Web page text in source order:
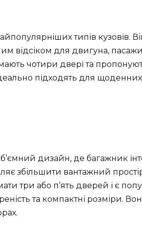
типів кузовів.
відсіком для двигуна,
чотири двері та
підходять для
дизайн, де багажник
збільшити вантажний
три або п’ять дверей і є
та компактні розміри.